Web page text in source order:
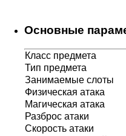
Основные
Класс предмета
Тип предмета
Занимаемые слоты
Физическая атака
Магическая атака
Разброс атаки
Скорость атаки